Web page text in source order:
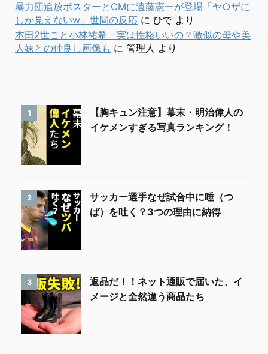
暴力団追放ポスターとCMに遠藤憲一が登場「ヤ○ザに
しか見えないw」世間の反応 に ひでより
本田2世こと小林祐希 実は性格いいの？激似の母や美
人妹との仲良し画像も に 管理人 より
1
【胸キュン注意】幕末・明治偉人の
イケメンすぎる写真ランキング！
2
サッカー選手なぜ試合中に唾（つ
ば）を吐く？3つの理由に納得
3
返品だ！！ネット通販で届いた、イ
メージと全然違う商品たち